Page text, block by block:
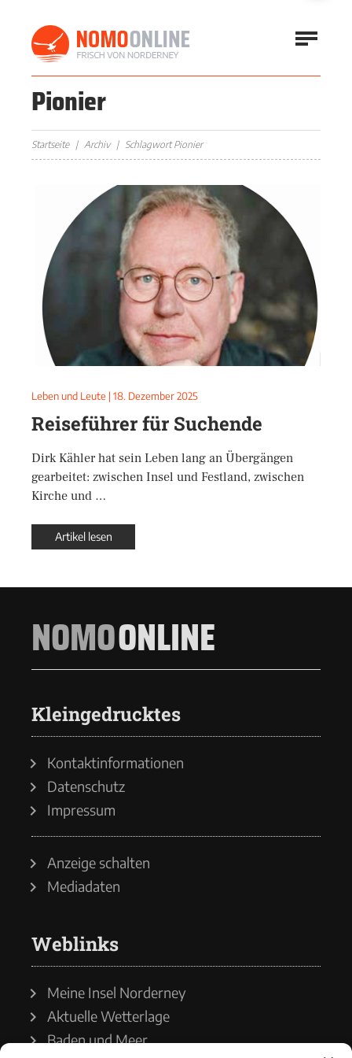
Pionier
Startseite Archiv Schlagwort Pionier
Leben und Leute | 18. Dezember 2025
Reiseführer für Suchende
Dirk Kähler hat sein Leben lang an Übergängen
gearbeitet: zwischen Insel und Festland, zwischen
Kirche und …
Artikel lesen
NOMOONLINE
Kleingedrucktes
Kontaktinformationen
Datenschutz
Impressum
Anzeige schalten
Mediadaten
Weblinks
Meine Insel Norderney
Aktuelle Wetterlage
Baden und Meer